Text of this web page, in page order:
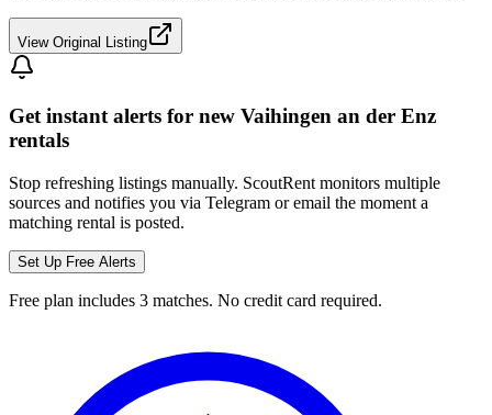
View Original Listing
Get instant alerts for new Vaihingen an der Enz
rentals
Stop refreshing listings manually. ScoutRent monitors multiple
sources and notifies you via Telegram or email the moment a
matching rental is posted.
Set Up Free Alerts
Free plan includes 3 matches. No credit card required.